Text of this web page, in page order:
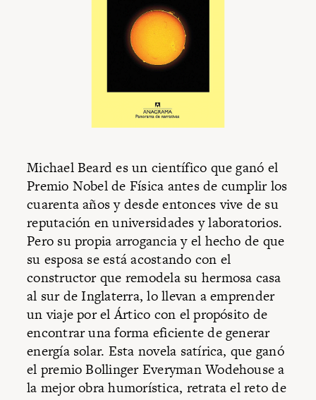
Michael Beard es un científico que ganó el
Premio Nobel de Física antes de cumplir los
cuarenta años y desde entonces vive de su
reputación en universidades y laboratorios.
Pero su propia arrogancia y el hecho de que
su esposa se está acostando con el
constructor que remodela su hermosa casa
al sur de Inglaterra, lo llevan a emprender
un viaje por el Ártico con el propósito de
encontrar una forma eficiente de generar
energía solar. Esta novela satírica, que ganó
el premio Bollinger Everyman Wodehouse a
la mejor obra humorística, retrata el reto de